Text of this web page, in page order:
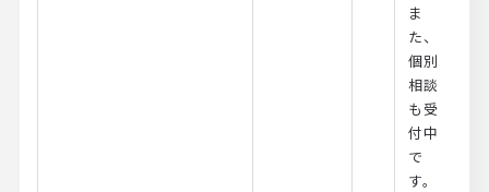
ま
た、
個別
相談
も受
付中
で
す。